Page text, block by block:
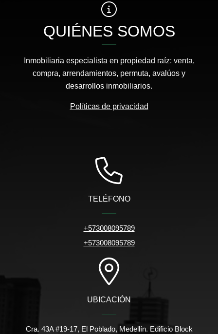
QUIÉNES SOMOS
Inmobiliaria especialista en propiedad raíz: venta,
compra, arrendamientos, permuta, avalúos y
desarrollos inmobiliarios.
Políticas de privacidad
TELÉFONO
+573008095789
+573008095789
UBICACIÓN
Cra. 43A #19-17, El Poblado, Medellín. Edificio Block